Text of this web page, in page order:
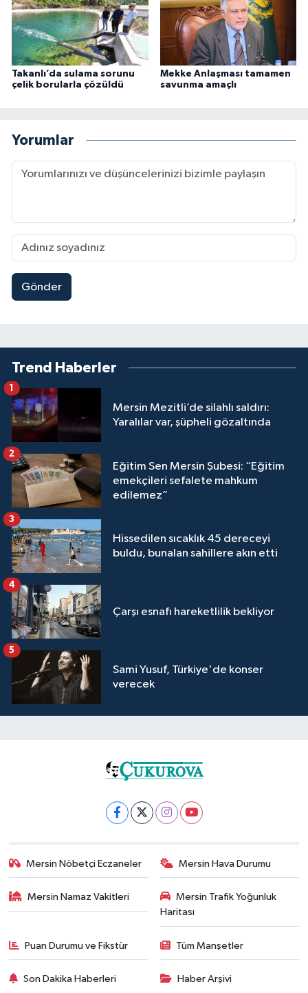
Takanlı’da sulama sorunu
çelik borularla çözüldü
Mekke Anlaşması tamamen
savunma amaçlı
Yorumlar
Gönder
Trend Haberler
Mersin Mezitli’de silahlı saldırı:
Yaralılar var, şüpheli gözaltında
1
Eğitim Sen Mersin Şubesi: “Eğitim
emekçileri sefalete mahkum
edilemez”
2
Hissedilen sıcaklık 45 dereceyi
buldu, bunalan sahillere akın etti
3
Çarşı esnafı hareketlilik bekliyor
4
Sami Yusuf, Türkiye'de konser
verecek
5
Mersin Nöbetçi Eczaneler Mersin Hava Durumu
Mersin Namaz Vakitleri
Mersin Trafik Yoğunluk
Haritası
Puan Durumu ve Fikstür Tüm Manşetler
Son Dakika Haberleri Haber Arşivi